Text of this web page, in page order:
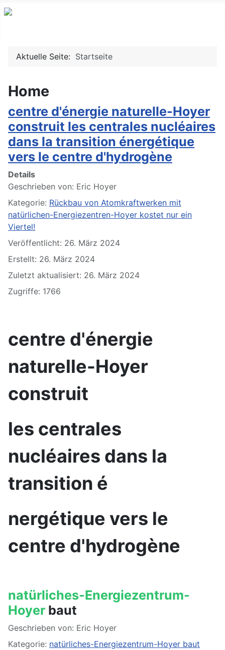
Aktuelle Seite: Startseite
Home
centre d'énergie naturelle-Hoyer
construit les centrales nucléaires
dans la transition énergétique
vers le centre d'hydrogène
Details
Geschrieben von: Eric Hoyer
Kategorie: Rückbau von Atomkraftwerken mit
natürlichen-Energiezentren-Hoyer kostet nur ein
Viertel!
Veröffentlicht: 26. März 2024
Erstellt: 26. März 2024
Zuletzt aktualisiert: 26. März 2024
Zugriffe: 1766
centre d'énergie
naturelle-Hoyer
construit
les centrales
nucléaires dans la
transition é
nergétique vers le
centre d'hydrogène
natürliches-Energiezentrum-
Hoyer baut
Geschrieben von: Eric Hoyer
Kategorie: natürliches-Energiezentrum-Hoyer baut